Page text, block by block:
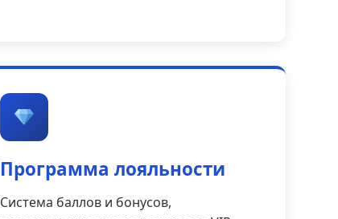
Программа лояльности
Система баллов и бонусов,